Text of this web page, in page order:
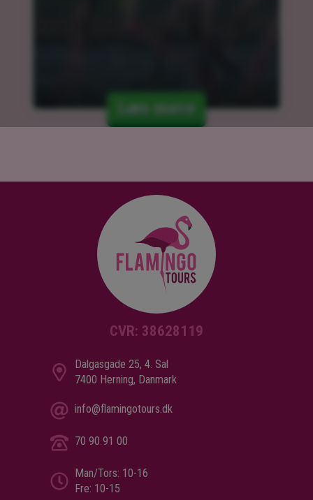
Læs mere
CVR: 38628119
Dalgasgade 25, 4. Sal
7400 Herning, Danmark
info@flamingotours.dk
70 90 91 00
Man/Tors: 10-16
Fre: 10-15